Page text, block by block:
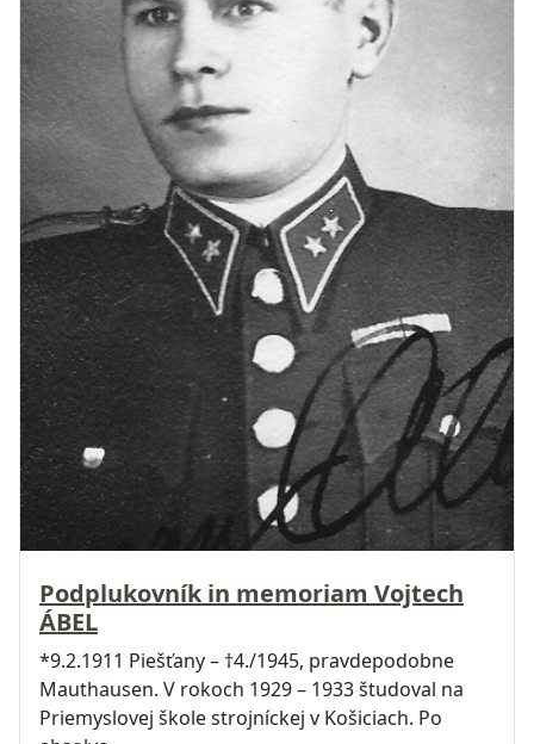
Podplukovník in memoriam Vojtech
ÁBEL
*9.2.1911 Piešťany – †4./1945, pravdepodobne
Mauthausen. V rokoch 1929 – 1933 študoval na
Priemyslovej škole strojníckej v Košiciach. Po